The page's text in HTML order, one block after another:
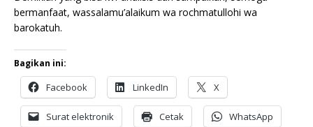
bermanfaat, wassalamu’alaikum wa rochmatullohi wa
barokatuh.
Bagikan ini:
Facebook LinkedIn X
Surat elektronik Cetak WhatsApp